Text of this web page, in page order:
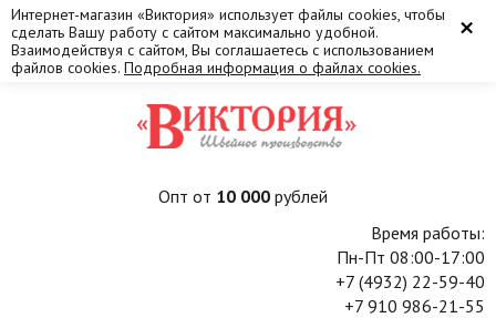
×
Интернет-магазин «Виктория» использует файлы cookies, чтобы
сделать Вашу работу с сайтом максимально удобной.
Взаимодействуя с сайтом, Вы соглашаетесь с использованием
файлов cookies. Подробная информация о файлах cookies.
Опт от 10 000рублей
Время работы:
Пн-Пт 08:00-17:00
+7 (4932) 22-59-40
+7 910 986-21-55